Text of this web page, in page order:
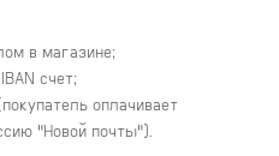
в магазине;
счет;
оплачивает
"Новой почты").